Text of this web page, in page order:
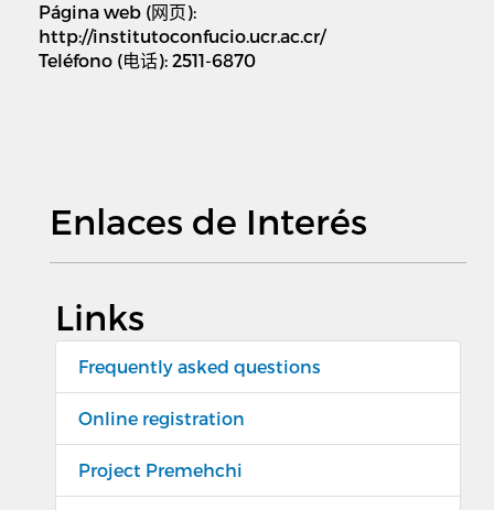
Página web (网页):
http://institutoconfucio.ucr.ac.cr/
Teléfono (电话): 2511-6870
Enlaces de Interés
Links
Frequently asked questions
Online registration
Project Premehchi